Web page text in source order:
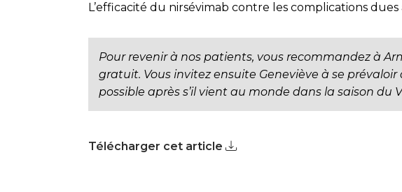
L’efficacité du nirsévimab contre les complications
Pour revenir à nos patients, vous recommandez à
gratuit. Vous invitez ensuite Geneviève à se
possible après s’il vient au monde dans la saison du
Télécharger cet article